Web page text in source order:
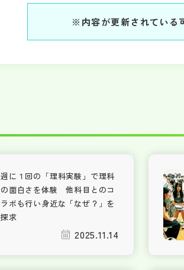
※内容が更新されている
週に１回の「理科実験」で理科
の面白さを体験 他科目とのコ
ラボも行い身近な「なぜ？」を
探求
2025.11.14